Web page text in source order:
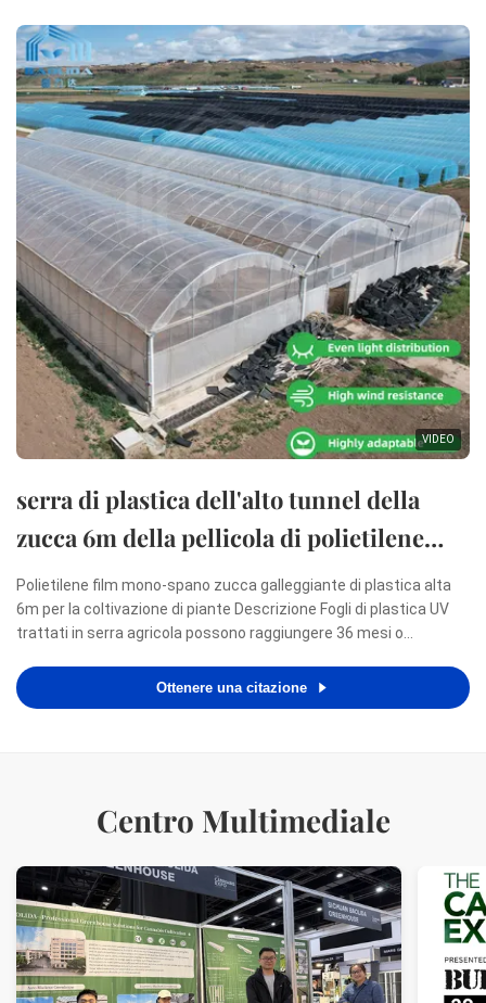
VIDEO
serra di plastica dell'alto tunnel della
zucca 6m della pellicola di polietilene
dell'arco della Unico portata per la
crescita delle piante
Polietilene film mono-spano zucca galleggiante di plastica alta
6m per la coltivazione di piante Descrizione Fogli di plastica UV
trattati in serra agricola possono raggiungere 36 mesi o
ancora fino al 90% di trasmissione. la temperatura ...
Ottenere una citazione
Centro Multimediale